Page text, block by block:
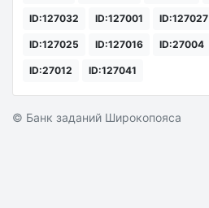
ID:127032 ID:127001 ID:127027
ID:127025 ID:127016 ID:27004
ID:27012 ID:127041
© Банк заданий Широкопояса